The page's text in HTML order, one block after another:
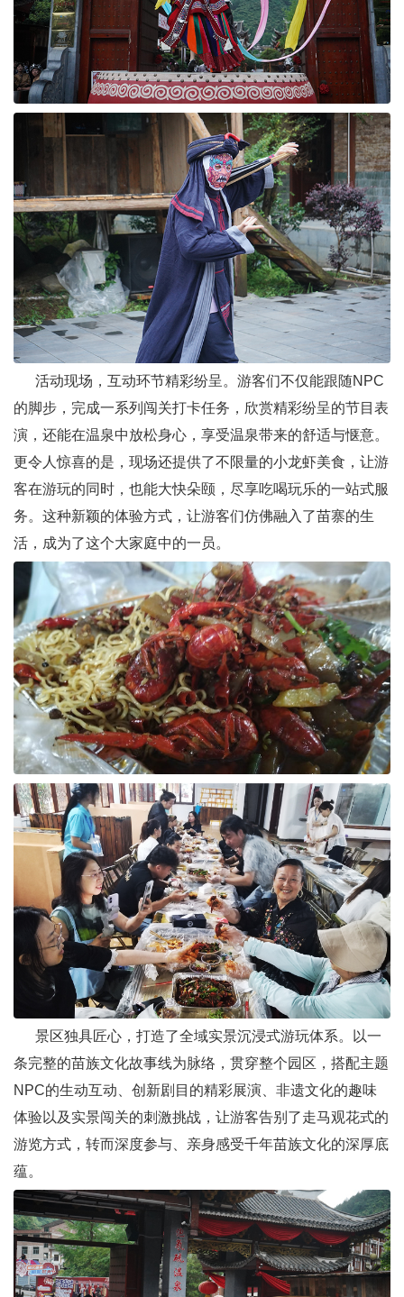
活动现场，互动环节精彩纷呈。游客们不仅能跟随NPC
的脚步，完成一系列闯关打卡任务，欣赏精彩纷呈的节目表
演，还能在温泉中放松身心，享受温泉带来的舒适与惬意。
更令人惊喜的是，现场还提供了不限量的小龙虾美食，让游
客在游玩的同时，也能大快朵颐，尽享吃喝玩乐的一站式服
务。这种新颖的体验方式，让游客们仿佛融入了苗寨的生
活，成为了这个大家庭中的一员。
景区独具匠心，打造了全域实景沉浸式游玩体系。以一
条完整的苗族文化故事线为脉络，贯穿整个园区，搭配主题
NPC的生动互动、创新剧目的精彩展演、非遗文化的趣味
体验以及实景闯关的刺激挑战，让游客告别了走马观花式的
游览方式，转而深度参与、亲身感受千年苗族文化的深厚底
蕴。